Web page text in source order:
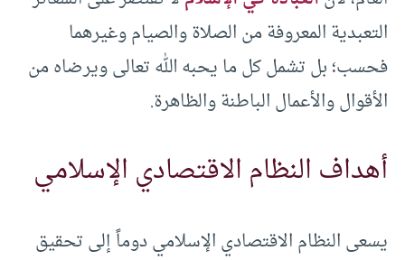
التعبدية المعروفة من الصلاة والصيام وغيرهما
فحسب؛ بل تشمل كل ما يحبه الله تعالى ويرضاه من
الأقوال والأعمال الباطنة والظاهرة.
أهداف النظام الاقتصادي الإسلامي
يسعى النظام الاقتصادي الإسلامي دوماً إلى تحقيق